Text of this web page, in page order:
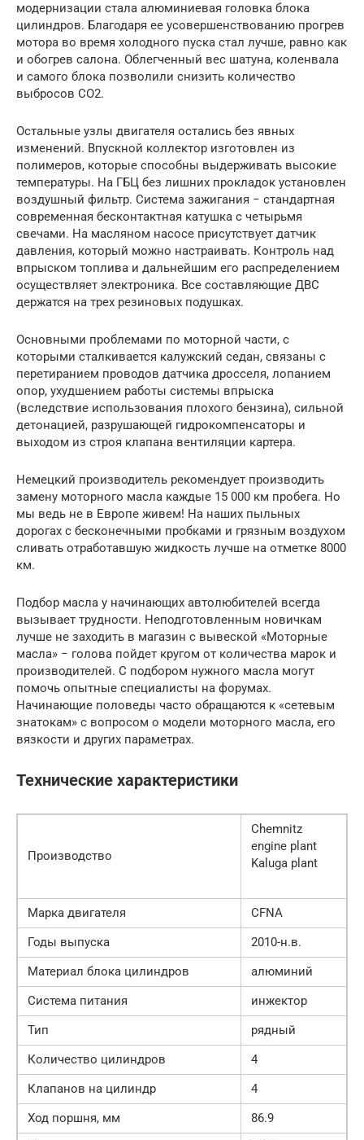
модернизации стала алюминиевая головка блока
цилиндров. Благодаря ее усовершенствованию прогрев
мотора во время холодного пуска стал лучше, равно как
и обогрев салона. Облегченный вес шатуна, коленвала
и самого блока позволили снизить количество
выбросов CO2.
Остальные узлы двигателя остались без явных
изменений. Впускной коллектор изготовлен из
полимеров, которые способны выдерживать высокие
температуры. На ГБЦ без лишних прокладок установлен
воздушный фильтр. Система зажигания − стандартная
современная бесконтактная катушка с четырьмя
свечами. На масляном насосе присутствует датчик
давления, который можно настраивать. Контроль над
впрыском топлива и дальнейшим его распределением
осуществляет электроника. Все составляющие ДВС
держатся на трех резиновых подушках.
Основными проблемами по моторной части, с
которыми сталкивается калужский седан, связаны с
перетиранием проводов датчика дросселя, лопанием
опор, ухудшением работы системы впрыска
(вследствие использования плохого бензина), сильной
детонацией, разрушающей гидрокомпенсаторы и
выходом из строя клапана вентиляции картера.
Немецкий производитель рекомендует производить
замену моторного масла каждые 15 000 км пробега. Но
мы ведь не в Европе живем! На наших пыльных
дорогах с бесконечными пробками и грязным воздухом
сливать отработавшую жидкость лучше на отметке 8000
км.
Подбор масла у начинающих автолюбителей всегда
вызывает трудности. Неподготовленным новичкам
лучше не заходить в магазин с вывеской «Моторные
масла» − голова пойдет кругом от количества марок и
производителей. С подбором нужного масла могут
помочь опытные специалисты на форумах.
Начинающие половеды часто обращаются к «сетевым
знатокам» с вопросом о модели моторного масла, его
вязкости и других параметрах.
Технические характеристики
Производство
Chemnitz
engine plant
Kaluga plant
Марка двигателя
CFNA
Годы выпуска
2010-н.в.
Материал блока цилиндров
алюминий
Система питания
инжектор
Тип
рядный
Количество цилиндров
4
Клапанов на цилиндр
4
Ход поршня, мм
86.9